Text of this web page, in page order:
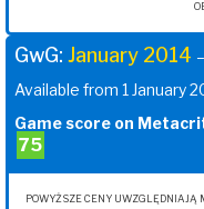
GwG: January 2014 –
Available from 1 January
Game score on
75
POWYŻSZE CENY